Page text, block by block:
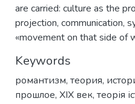
are carried: culture as the
projection, communication,
«movement on that side of
Keywords
романтизм, теория,
прошлое, XIX век, теорія